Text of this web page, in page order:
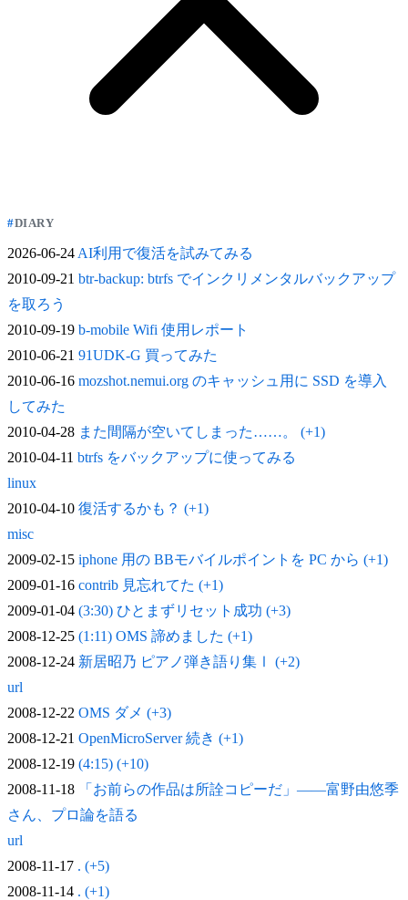
DIARY
2026-06-24AI利用で復活を試みてみる
2010-09-21 btr-backup: btrfs でインクリメンタルバックアップ
を取ろう
2010-09-19 b-mobile Wifi 使用レポート
2010-06-21 91UDK-G 買ってみた
2010-06-16 mozshot.nemui.org のキャッシュ用に SSD を導入
してみた
2010-04-28 また間隔が空いてしまった……。 (+1)
2010-04-11 btrfs をバックアップに使ってみる
linux
2010-04-10 復活するかも？ (+1)
misc
2009-02-15 iphone 用の BBモバイルポイントを PC から (+1)
2009-01-16 contrib 見忘れてた (+1)
2009-01-04 (3:30) ひとまずリセット成功 (+3)
2008-12-25 (1:11) OMS 諦めました (+1)
2008-12-24 新居昭乃 ピアノ弾き語り集Ⅰ (+2)
url
2008-12-22 OMS ダメ (+3)
2008-12-21 OpenMicroServer 続き (+1)
2008-12-19 (4:15) (+10)
2008-11-18
「お前らの作品は所詮コピーだ」——富野由悠季
さん、プロ論を語る
url
2008-11-17 . (+5)
2008-11-14 . (+1)